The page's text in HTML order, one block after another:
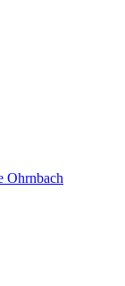
Ohrnbach